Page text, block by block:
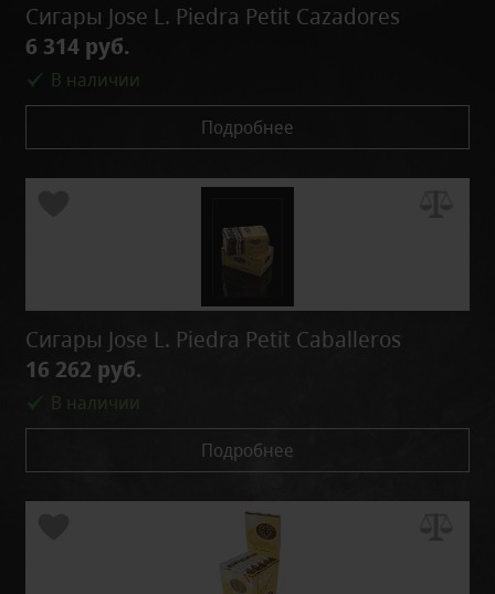
Сигары Jose L. Piedra Petit Cazadores
6 314 руб.
В наличии
Подробнее
Сигары Jose L. Piedra Petit Caballeros
16 262 руб.
В наличии
Подробнее